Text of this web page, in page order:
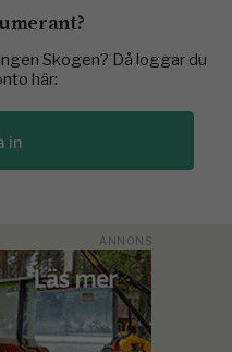
Skogen? Då loggar du
här:
in